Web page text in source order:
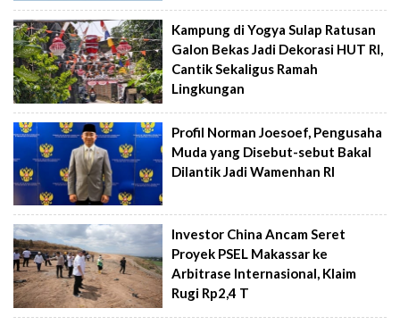
Kampung di Yogya Sulap Ratusan
Galon Bekas Jadi Dekorasi HUT RI,
Cantik Sekaligus Ramah
Lingkungan
Profil Norman Joesoef, Pengusaha
Muda yang Disebut-sebut Bakal
Dilantik Jadi Wamenhan RI
Investor China Ancam Seret
Proyek PSEL Makassar ke
Arbitrase Internasional, Klaim
Rugi Rp2,4 T